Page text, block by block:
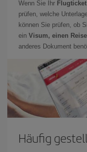
Wenn Sie Ihr Flugticket
prüfen, welche
können Sie prüfen, ob
ein Visum, einen
anderes Dokument
Häufig